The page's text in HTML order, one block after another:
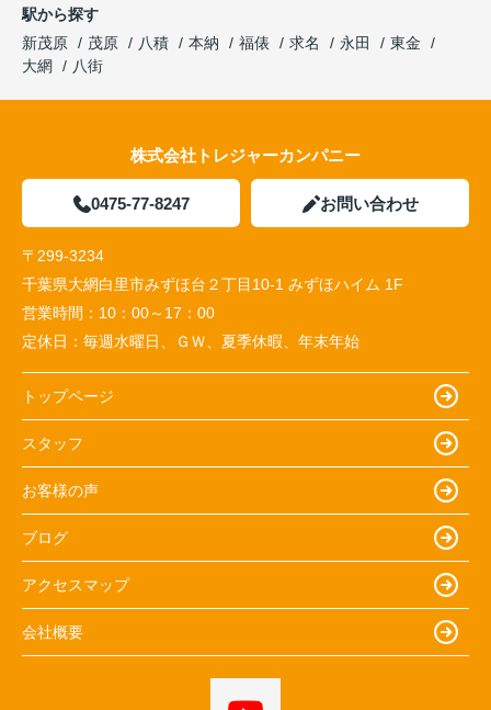
駅から探す
新茂原
茂原 八積 本納 福俵 求名 永田
東金
大網
八街
株式会社トレジャーカンパニー
0475-77-8247 お問い合わせ
〒299-3234
千葉県大網白里市みずほ台２丁目10-1 みずほハイム 1F
営業時間： 10：00～17：00
定休日： 毎週水曜日、ＧＷ、夏季休暇、年末年始
トップページ
スタッフ
お客様の声
ブログ
アクセスマップ
会社概要